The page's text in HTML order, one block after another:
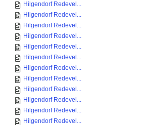
Hilgendorf Redevel...
Hilgendorf Redevel...
Hilgendorf Redevel...
Hilgendorf Redevel...
Hilgendorf Redevel...
Hilgendorf Redevel...
Hilgendorf Redevel...
Hilgendorf Redevel...
Hilgendorf Redevel...
Hilgendorf Redevel...
Hilgendorf Redevel...
Hilgendorf Redevel...